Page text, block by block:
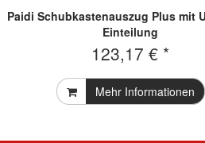
Paidi Schubkastenauszug Plus mit
Einteilung
123,17 € *
Mehr Informationen